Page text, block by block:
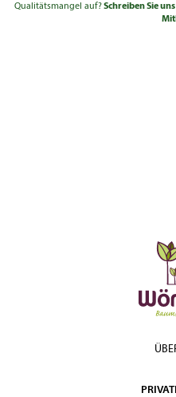
Solitär 4xv
125 -
Qualitätsmangel auf?Schreiben Sie